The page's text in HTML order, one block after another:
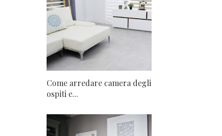
Come arredare camera degli
ospiti e...